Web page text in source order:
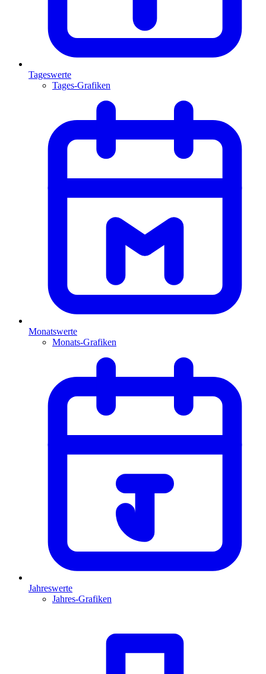
Tageswerte
Tages-Grafiken
Monatswerte
Monats-Grafiken
Jahreswerte
Jahres-Grafiken